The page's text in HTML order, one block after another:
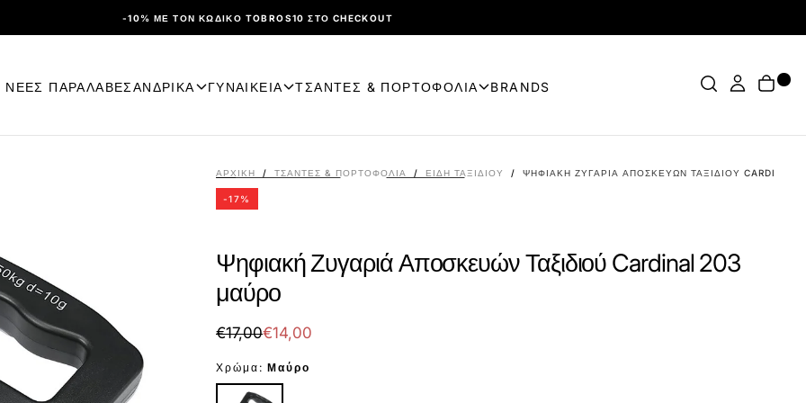
-10% ΜΕ ΤΟΝ ΚΩΔΙΚΌ TOBROS10 ΣΤΟ CHECKOUT
ΝΕΕΣ ΠΑΡΑΛΑΒΕΣΑΝΔΡΙΚΑ ΓΥΝΑΙΚΕΙΑ ΤΣΑΝΤΕΣ & ΠΟΡΤΟΦΟΛΙΑ BRANDS
ΑΡΧΙΚΉ / ΤΣΑΝΤΕΣ & ΠΟΡΤΟΦΟΛΙΑ / ΕΊΔΗ ΤΑΞΙΔΊΟΥ / ΨΗΦΙΑΚΉ ΖΥΓΑΡΙΆ ΑΠΟΣΚΕΥΏΝ ΤΑΞΙΔΙΟΎ CARDINAL
-17%
Ψηφιακή Ζυγαριά Αποσκευών Ταξιδιού Cardinal 203
μαύρο
€14,00
Τιμή
€17,00Τιμή
έκπτωση
€14,00
Χρώμα: Μαύρο